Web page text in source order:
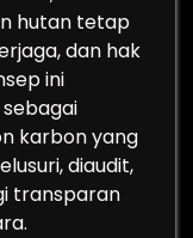
hutan tetap
dan hak
ini
karbon yang
diaudit,
transparan